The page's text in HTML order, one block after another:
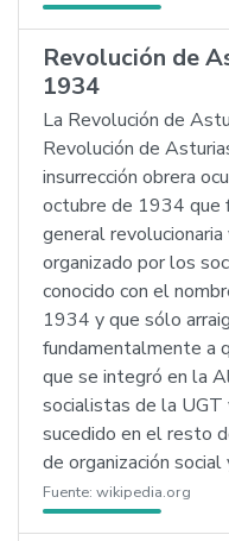
Revolución de
1934
La Revolución de
Revolución de
insurrección obrera
octubre de 1934 que
general
organizado por los
conocido con el
1934 y que sólo
fundamentalmente a
que se integró en la
socialistas de la UGT
sucedido en el resto
de organización
Fuente: wikipedia.org